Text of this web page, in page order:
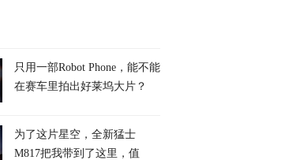
只用一部Robot Phone，能不能
在赛车里拍出好莱坞大片？
为了这片星空，全新猛士
M817把我带到了这里，值